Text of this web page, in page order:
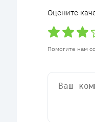
Оцените
Помогите нам